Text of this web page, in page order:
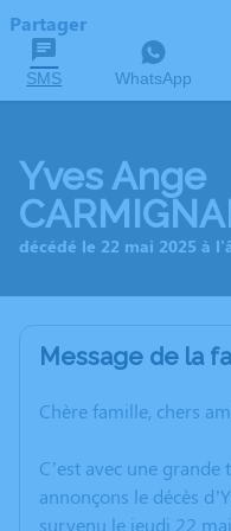
Partager
SMS WhatsApp
Yves Ange
décédé le 22 mai 2025 à
Message de la
Chère famille, chers
C’est avec une
annonçons le décès
survenu le jeudi 22